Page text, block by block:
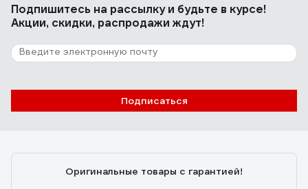
Подпишитесь на рассылкуи будьте в курсе!
Акции, скидки, распродажи ждут!
Подписаться
Оригинальные товары с гарантией!